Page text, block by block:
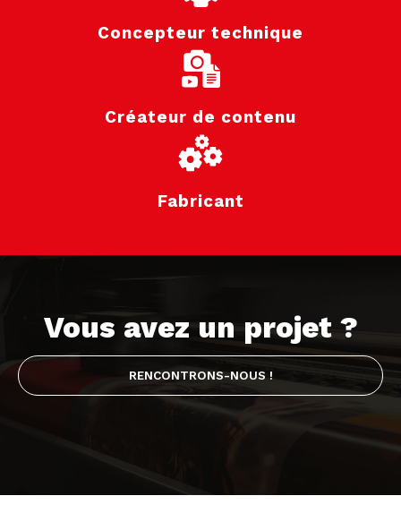
Concepteur technique
Créateur de contenu
Fabricant
Vous avez un projet ?
RENCONTRONS-NOUS !